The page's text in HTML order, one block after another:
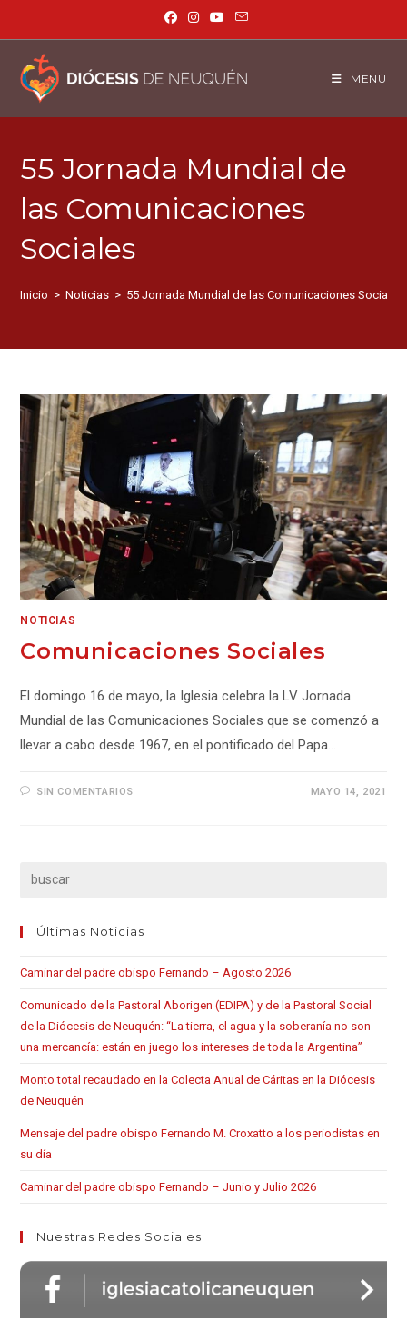
MENÚ
55 Jornada Mundial de
las Comunicaciones
Sociales
Inicio > Noticias > 55 Jornada Mundial de las Comunicaciones Sociales
NOTICIAS
Comunicaciones Sociales
El domingo 16 de mayo, la Iglesia celebra la LV Jornada
Mundial de las Comunicaciones Sociales que se comenzó a
llevar a cabo desde 1967, en el pontificado del Papa…
SIN COMENTARIOS MAYO 14, 2021
Últimas Noticias
Caminar del padre obispo Fernando – Agosto 2026
Comunicado de la Pastoral Aborigen (EDIPA) y de la Pastoral Social
de la Diócesis de Neuquén: “La tierra, el agua y la soberanía no son
una mercancía: están en juego los intereses de toda la Argentina”
Monto total recaudado en la Colecta Anual de Cáritas en la Diócesis
de Neuquén
Mensaje del padre obispo Fernando M. Croxatto a los periodistas en
su día
Caminar del padre obispo Fernando – Junio y Julio 2026
Nuestras Redes Sociales